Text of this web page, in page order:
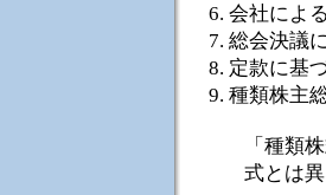
会社によ
総会決議
定款に基
種類株主
「種類
式とは